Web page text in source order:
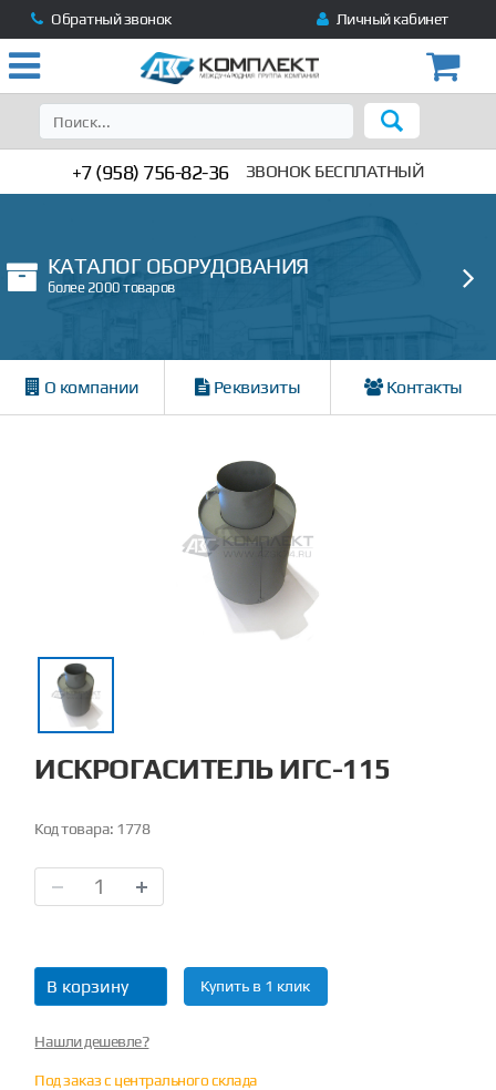
Обратный звонок Личный кабинет
+7 (958) 756-82-36 ЗВОНОК БЕСПЛАТНЫЙ
КАТАЛОГ ОБОРУДОВАНИЯ
более 2000 товаров
О компании Реквизиты Контакты
ИСКРОГАСИТЕЛЬ ИГС-115
Код товара: 1778
В корзину Купить в 1 клик
Нашли дешевле?
Под заказ с центрального склада